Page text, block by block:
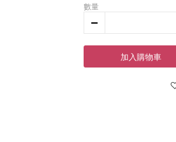
數量
加入購物車